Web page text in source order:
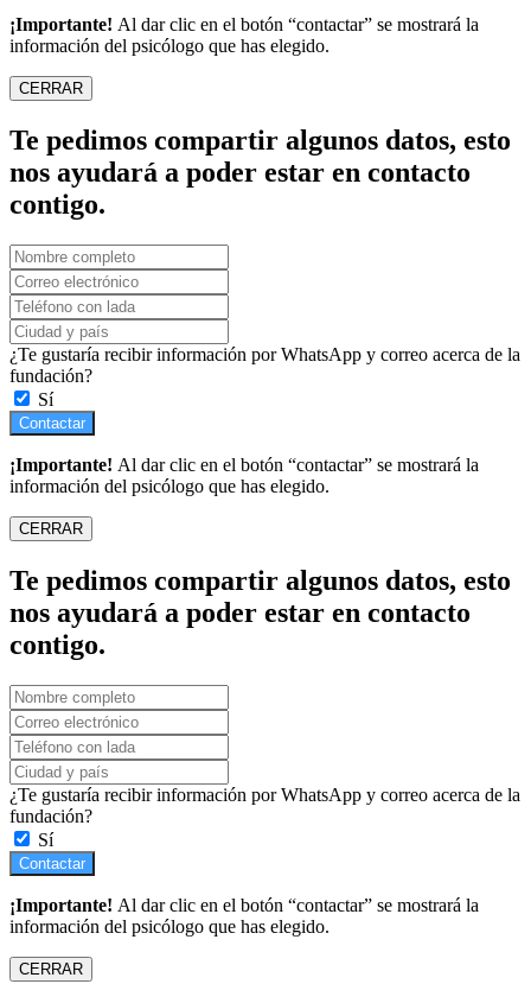
¡Importante! Al dar clic en el botón “contactar” se mostrará la
información del psicólogo que has elegido.
CERRAR
Te pedimos compartir algunos datos, esto
nos ayudará a poder estar en contacto
contigo.
¿Te gustaría recibir información por WhatsApp y correo acerca de la
fundación?
Sí
Contactar
¡Importante! Al dar clic en el botón “contactar” se mostrará la
información del psicólogo que has elegido.
CERRAR
Te pedimos compartir algunos datos, esto
nos ayudará a poder estar en contacto
contigo.
¿Te gustaría recibir información por WhatsApp y correo acerca de la
fundación?
Sí
Contactar
¡Importante! Al dar clic en el botón “contactar” se mostrará la
información del psicólogo que has elegido.
CERRAR